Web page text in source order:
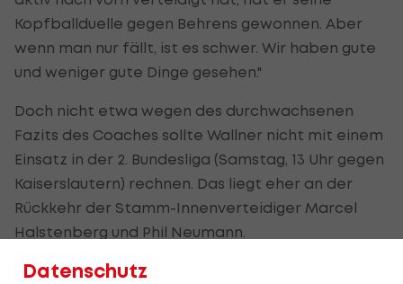
Kopfballduelle gegen Behrens gewonnen. Aber
wenn man nur fällt, ist es schwer. Wir haben gute
und weniger gute Dinge gesehen."
Doch nicht etwa wegen des durchwachsenen
Fazits des Coaches sollte Wallner nicht mit einem
Einsatz in der 2. Bundesliga (Samstag, 13 Uhr gegen
Kaiserslautern) rechnen. Das liegt eher an der
Rückkehr der Stamm-Innenverteidiger Marcel
Halstenberg und Phil Neumann.
Die Tür ist für den ÖFB-Legionär dennoch nicht zu,
Datenschutz